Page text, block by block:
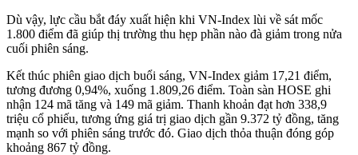
Dù vậy, lực cầu bắt đáy xuất hiện khi VN-Index lùi về sát mốc
1.800 điểm đã giúp thị trường thu hẹp phần nào đà giảm trong nửa
cuối phiên sáng.
Kết thúc phiên giao dịch buổi sáng, VN-Index giảm 17,21 điểm,
tương đương 0,94%, xuống 1.809,26 điểm. Toàn sàn HOSE ghi
nhận 124 mã tăng và 149 mã giảm. Thanh khoản đạt hơn 338,9
triệu cổ phiếu, tương ứng giá trị giao dịch gần 9.372 tỷ đồng, tăng
mạnh so với phiên sáng trước đó. Giao dịch thỏa thuận đóng góp
khoảng 867 tỷ đồng.